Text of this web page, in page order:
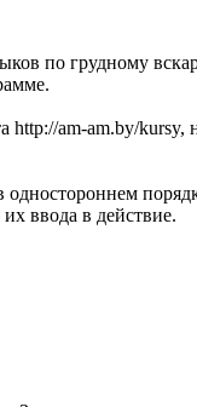
по грудному
http://am-am.by/
ввода в действие.